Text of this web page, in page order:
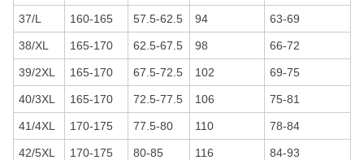
37/L 160-165 57.5-62.5 94 63-69
38/XL 165-170 62.5-67.5 98 66-72
39/2XL 165-170 67.5-72.5 102 69-75
40/3XL 165-170 72.5-77.5 106 75-81
41/4XL 170-175 77.5-80 110 78-84
42/5XL 170-175 80-85 116 84-93